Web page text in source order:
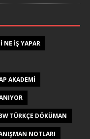
NE IŞ YAPAR
AKADEMI
TÜRKÇE DÖKÜMAN
NOTLARI